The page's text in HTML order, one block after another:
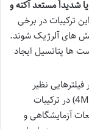
شدیداً مستعد آکنه و
ترکیبات در برخی
های آلرژیک شوند.
ها پتانسیل ایجاد
نظیر
اکتینوکسات و ۴-متیل بنزیلیدین کامفور (4MBC) در ترکیبات
آزمایشگاهی و